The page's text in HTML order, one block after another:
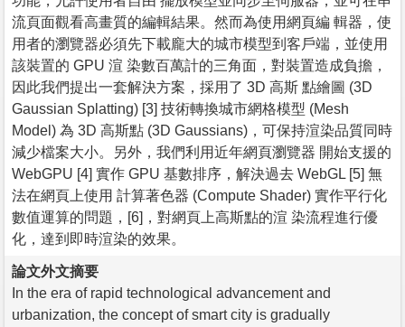
流頁面觀看高畫質的編輯結果。然而為使用網頁編 輯器，使
用者的瀏覽器必須先下載龐大的城市模型到客戶端，並使用
該裝置的 GPU 渲 染數百萬計的三角面，對裝置造成負擔，
因此我們提出一套解決方案，採用了 3D 高斯 點繪圖 (3D
Gaussian Splatting) [3] 技術轉換城市網格模型 (Mesh
Model) 為 3D 高斯點 (3D Gaussians)，可保持渲染品質同時
減少檔案大小。另外，我們利用近年網頁瀏覽器 開始支援的
WebGPU [4] 實作 GPU 基數排序，解決過去 WebGL [5] 無
法在網頁上使用 計算著色器 (Compute Shader) 實作平行化
數值運算的問題，[6]，對網頁上高斯點的渲 染流程進行優
化，達到即時渲染的效果。
論文外文摘要
In the era of rapid technological advancement and
urbanization, the concept of smart city is gradually